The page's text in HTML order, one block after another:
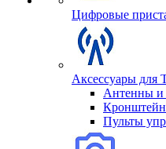
Цифровые
Аксессуары для
Антенны и
Пульты